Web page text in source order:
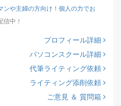
ンや主婦の方向け！個人の力でお
信中！
プロフィール詳細
パソコンスクール詳細
代筆ライティング依頼
ライティング添削依頼
ご意見 ＆ 質問箱